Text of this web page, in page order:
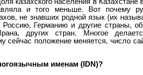
и того меньше. Вот почему
не знавших родной язык (их
Германию и другие страны,
других стран. Многое
сейчас положение меняется, число
именам (IDN)?